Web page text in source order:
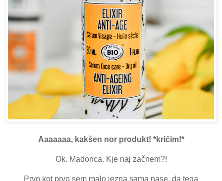
Aaaaaaa, kakšen nor produkt! *kričim!*
Ok. Madonca. Kje naj začnem?!
Prvo kot prvo sem malo jezna sama nase, da tega